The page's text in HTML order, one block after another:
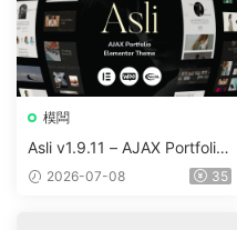
模闆
Asli v1.9.11 – AJAX Portfolio
Elementor WordPress Them
2026-07-08 35